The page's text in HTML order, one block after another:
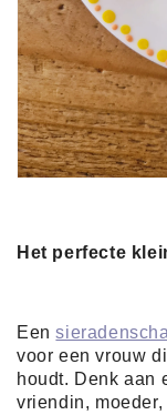
Het perfecte
Een
voor een vrouw
houdt. Denk aan
vriendin,